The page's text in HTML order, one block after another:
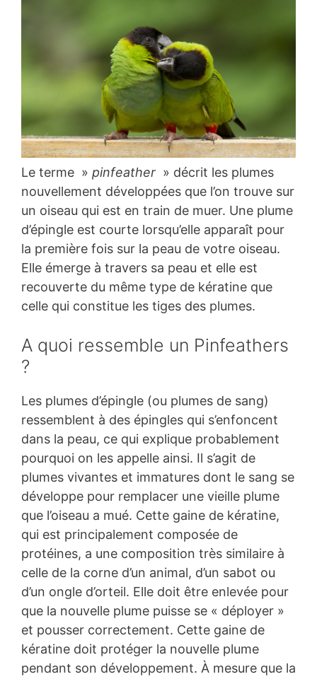
Le terme » pinfeather » décrit les plumes
nouvellement développées que l’on trouve sur
un oiseau qui est en train de muer. Une plume
d’épingle est courte lorsqu’elle apparaît pour
la première fois sur la peau de votre oiseau.
Elle émerge à travers sa peau et elle est
recouverte du même type de kératine que
celle qui constitue les tiges des plumes.
A quoi ressemble un Pinfeathers
?
Les plumes d’épingle (ou plumes de sang)
ressemblent à des épingles qui s’enfoncent
dans la peau, ce qui explique probablement
pourquoi on les appelle ainsi. Il s’agit de
plumes vivantes et immatures dont le sang se
développe pour remplacer une vieille plume
que l’oiseau a mué. Cette gaine de kératine,
qui est principalement composée de
protéines, a une composition très similaire à
celle de la corne d’un animal, d’un sabot ou
d’un ongle d’orteil. Elle doit être enlevée pour
que la nouvelle plume puisse se « déployer »
et pousser correctement. Cette gaine de
kératine doit protéger la nouvelle plume
pendant son développement. À mesure que la